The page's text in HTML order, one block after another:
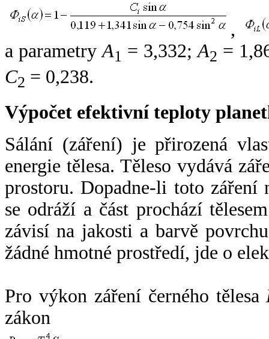
,
a parametryA1 = 3,332;A2 =
C2 = 0,238.
Výpočet efektivní teploty
Sálání (záření) je přirozená
energie tělesa. Těleso vydává
prostoru. Dopadne-li toto záření
se odráží a část prochází
závisí na jakosti a barvě
žádné hmotné prostředí, jde o
Pro výkon záření černého tělesa
zákon